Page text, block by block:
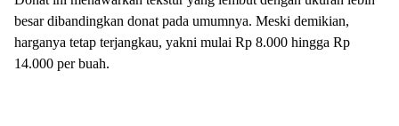
besar dibandingkan donat pada umumnya. Meski demikian,
harganya tetap terjangkau, yakni mulai Rp 8.000 hingga Rp
14.000 per buah.